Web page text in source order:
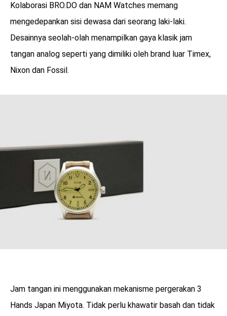
Kolaborasi BRO.DO dan NAM Watches memang
mengedepankan sisi dewasa dari seorang laki-laki.
Desainnya seolah-olah menampilkan gaya klasik jam
tangan analog seperti yang dimiliki oleh brand luar Timex,
Nixon dan Fossil.
Jam tangan ini menggunakan mekanisme pergerakan 3
Hands Japan Miyota. Tidak perlu khawatir basah dan tidak